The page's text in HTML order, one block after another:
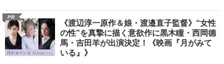
PR
《渡辺淳一原作＆娘・渡邉直子監督》“女性
の性”を真摯に描く意欲作に黒木瞳・西岡德
馬・吉田羊が出演決定！《映画『月がみて
いる』》